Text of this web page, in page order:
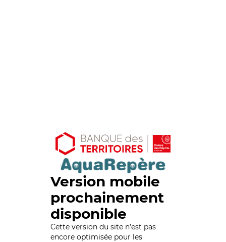
Version mobile
prochainement
disponible
Cette version du site n’est pas
encore optimisée pour les